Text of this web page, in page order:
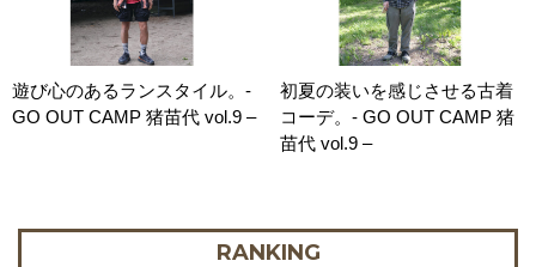
遊び心のあるランスタイル。-
GO OUT CAMP 猪苗代 vol.9 –
初夏の装いを感じさせる古着
コーデ。- GO OUT CAMP 猪
苗代 vol.9 –
RANKING